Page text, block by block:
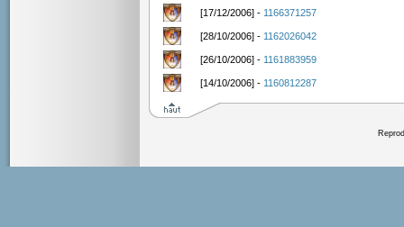
[17/12/2006] - 1166371257
[28/10/2006] - 1162026042
[26/10/2006] - 1161883959
[14/10/2006] - 1160812287